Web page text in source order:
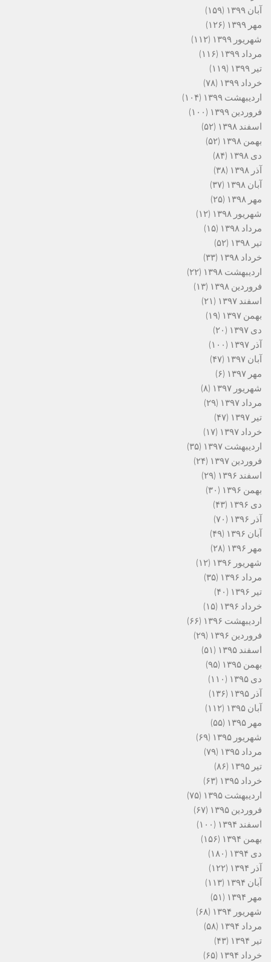
آبان ۱۳۹۹
(۱۵۹)
مهر ۱۳۹۹
(۱۲۶)
شهریور ۱۳۹۹
(۱۱۲)
مرداد ۱۳۹۹
(۱۱۶)
تیر ۱۳۹۹
(۱۱۹)
خرداد ۱۳۹۹
(۷۸)
اردیبهشت ۱۳۹۹
(۱۰۴)
فروردین ۱۳۹۹
(۱۰۰)
اسفند ۱۳۹۸
(۵۲)
بهمن ۱۳۹۸
(۵۲)
دی ۱۳۹۸
(۸۴)
آذر ۱۳۹۸
(۳۸)
آبان ۱۳۹۸
(۳۷)
مهر ۱۳۹۸
(۲۵)
شهریور ۱۳۹۸
(۱۲)
مرداد ۱۳۹۸
(۱۵)
تیر ۱۳۹۸
(۵۲)
خرداد ۱۳۹۸
(۳۳)
اردیبهشت ۱۳۹۸
(۲۲)
فروردین ۱۳۹۸
(۱۳)
اسفند ۱۳۹۷
(۲۱)
بهمن ۱۳۹۷
(۱۹)
دی ۱۳۹۷
(۲۰)
آذر ۱۳۹۷
(۱۰۰)
آبان ۱۳۹۷
(۴۷)
مهر ۱۳۹۷
(۶)
شهریور ۱۳۹۷
(۸)
مرداد ۱۳۹۷
(۲۹)
تیر ۱۳۹۷
(۴۷)
خرداد ۱۳۹۷
(۱۷)
اردیبهشت ۱۳۹۷
(۳۵)
فروردین ۱۳۹۷
(۲۴)
اسفند ۱۳۹۶
(۲۹)
بهمن ۱۳۹۶
(۳۰)
دی ۱۳۹۶
(۴۳)
آذر ۱۳۹۶
(۷۰)
آبان ۱۳۹۶
(۴۹)
مهر ۱۳۹۶
(۲۸)
شهریور ۱۳۹۶
(۱۲)
مرداد ۱۳۹۶
(۳۵)
تیر ۱۳۹۶
(۴۰)
خرداد ۱۳۹۶
(۱۵)
اردیبهشت ۱۳۹۶
(۶۶)
فروردین ۱۳۹۶
(۲۹)
اسفند ۱۳۹۵
(۵۱)
بهمن ۱۳۹۵
(۹۵)
دی ۱۳۹۵
(۱۱۰)
آذر ۱۳۹۵
(۱۳۶)
آبان ۱۳۹۵
(۱۱۲)
مهر ۱۳۹۵
(۵۵)
شهریور ۱۳۹۵
(۶۹)
مرداد ۱۳۹۵
(۷۹)
تیر ۱۳۹۵
(۸۶)
خرداد ۱۳۹۵
(۶۳)
اردیبهشت ۱۳۹۵
(۷۵)
فروردین ۱۳۹۵
(۶۷)
اسفند ۱۳۹۴
(۱۰۰)
بهمن ۱۳۹۴
(۱۵۶)
دی ۱۳۹۴
(۱۸۰)
آذر ۱۳۹۴
(۱۲۲)
آبان ۱۳۹۴
(۱۱۳)
مهر ۱۳۹۴
(۵۱)
شهریور ۱۳۹۴
(۶۸)
مرداد ۱۳۹۴
(۵۸)
تیر ۱۳۹۴
(۴۳)
خرداد ۱۳۹۴
(۶۵)